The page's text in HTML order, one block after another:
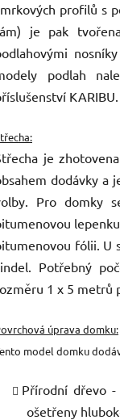
profilů s
je pak
podlah
KARIBU.
je
dodávky a
Pro domky
fólii. U
Potřebný
1 x 5 metrů
úprava domku:
model domku
Přírodní dřevo
ošetřeny